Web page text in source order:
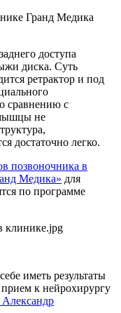
доступа
диска. Суть
ретрактор и под
сравнению с
не
достаточно легко.
позвоночника в
Медика» для
по программе
иметь результаты
к нейрохирургу